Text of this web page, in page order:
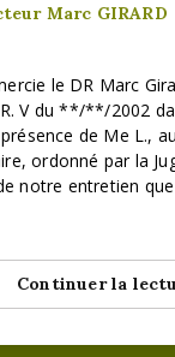
Marc GIRARD
le DR Marc
V du **/**/2002
de Me L.,
ordonné par la
notre entretien
Continuer la